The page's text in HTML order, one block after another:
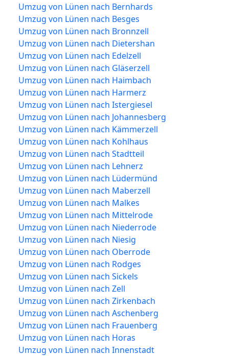
Umzug von Lünen nach Bernhards
Umzug von Lünen nach Besges
Umzug von Lünen nach Bronnzell
Umzug von Lünen nach Dietershan
Umzug von Lünen nach Edelzell
Umzug von Lünen nach Gläserzell
Umzug von Lünen nach Haimbach
Umzug von Lünen nach Harmerz
Umzug von Lünen nach Istergiesel
Umzug von Lünen nach Johannesberg
Umzug von Lünen nach Kämmerzell
Umzug von Lünen nach Kohlhaus
Umzug von Lünen nach Stadtteil
Umzug von Lünen nach Lehnerz
Umzug von Lünen nach Lüdermünd
Umzug von Lünen nach Maberzell
Umzug von Lünen nach Malkes
Umzug von Lünen nach Mittelrode
Umzug von Lünen nach Niederrode
Umzug von Lünen nach Niesig
Umzug von Lünen nach Oberrode
Umzug von Lünen nach Rodges
Umzug von Lünen nach Sickels
Umzug von Lünen nach Zell
Umzug von Lünen nach Zirkenbach
Umzug von Lünen nach Aschenberg
Umzug von Lünen nach Frauenberg
Umzug von Lünen nach Horas
Umzug von Lünen nach Innenstadt